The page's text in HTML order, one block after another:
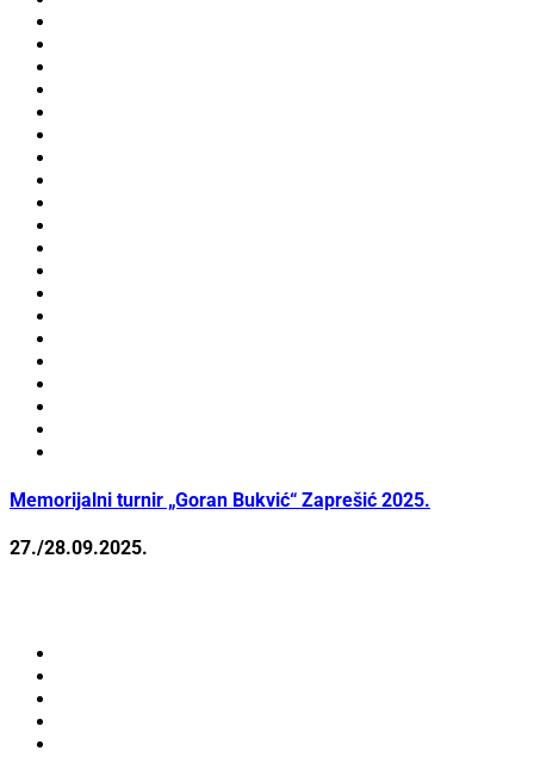
Memorijalni turnir „Goran Bukvić“ Zaprešić 2025.
27./28.09.2025.